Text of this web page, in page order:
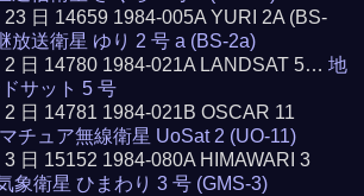
23 日 14659 1984-005A YURI 2A (BS-
放送衛星 ゆり 2 号 a (BS-2a)
2 日 14780 1984-021A LANDSAT 5…地
サット 5 号
2 日 14781 1984-021B OSCAR 11
チュア無線衛星 UoSat 2 (UO-11)
3 日 15152 1984-080A HIMAWARI 3
象衛星 ひまわり 3 号 (GMS-3)